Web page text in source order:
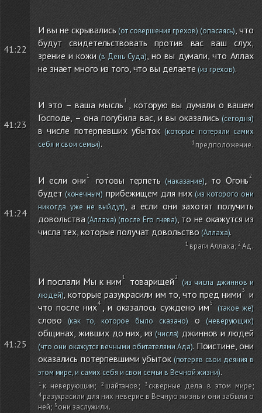
41:22
И вы не скрывались(от совершения грехов)(опасаясь) , что
будут свидетельствовать против вас ваш слух,
зрение и кожи(в День Суда), но вы думали, что Аллах
не знает много из того, что вы делаете (из грехов).
41:23
И это – ваша мысль
, которую вы думали о вашем
Господе, – она погубила вас, и вы оказались(сегодня)
в числе потерпевших убыток (которые потеряли самих
себя и свои семьи). предположение.
41:24
И если они готовы терпеть(наказание), то Огонь
будет(конечным)прибежищем для них(из которого они
никогда уже не выйдут), а если они захотят получить
довольства(Аллаха)(после Его гнева), то не окажутся из
числа тех, которые получат довольство(Аллаха).
враги Аллаха; Ад.
41:25
И послали Мы к ним товарищей
(из числа джиннов и
людей), которые разукрасили им то, что пред ними
и
что после них , и оказалось суждено им (такое же)
слово(как то, которое было сказано) о (неверующих)
общинах, живших до них, из (числа) джиннов и людей
(что они окажутся вечными обитателями Ада). Поистине, они
оказались потерпевшими убыток(потеряв свои деяния в
этом мире, и самих себя и свои семьи в Вечной жизни).
к неверующим; шайтанов; скверные дела в этом мире;
разукрасили для них неверие в Вечную жизнь и они забыли о
ней; они заслужили.